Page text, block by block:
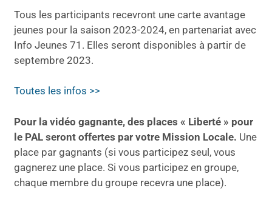
Tous les participants recevront une carte avantage
jeunes pour la saison 2023-2024, en partenariat avec
Info Jeunes 71. Elles seront disponibles à partir de
septembre 2023.
Toutes les infos >>
Pour la vidéo gagnante, des places « Liberté » pour
le PAL seront offertes par votre Mission Locale. Une
place par gagnants (si vous participez seul, vous
gagnerez une place. Si vous participez en groupe,
chaque membre du groupe recevra une place).